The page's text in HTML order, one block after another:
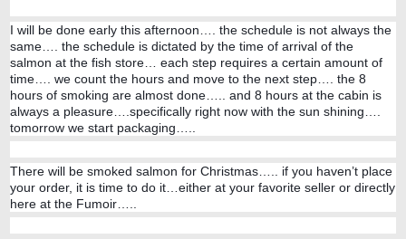
I will be done early this afternoon…. the schedule is not always the
same…. the schedule is dictated by the time of arrival of the
salmon at the fish store… each step requires a certain amount of
time…. we count the hours and move to the next step…. the 8
hours of smoking are almost done….. and 8 hours at the cabin is
always a pleasure….specifically right now with the sun shining….
tomorrow we start packaging…..
There will be smoked salmon for Christmas….. if you haven’t place
your order, it is time to do it…either at your favorite seller or directly
here at the Fumoir…..